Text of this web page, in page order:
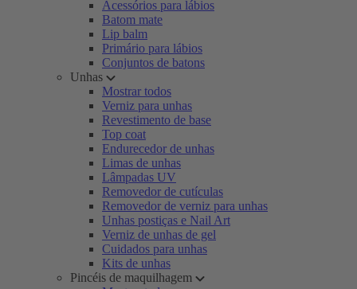
Acessórios para lábios
Batom mate
Lip balm
Primário para lábios
Conjuntos de batons
Unhas
Mostrar todos
Verniz para unhas
Revestimento de base
Top coat
Endurecedor de unhas
Limas de unhas
Lâmpadas UV
Removedor de cutículas
Removedor de verniz para unhas
Unhas postiças e Nail Art
Verniz de unhas de gel
Cuidados para unhas
Kits de unhas
Pincéis de maquilhagem